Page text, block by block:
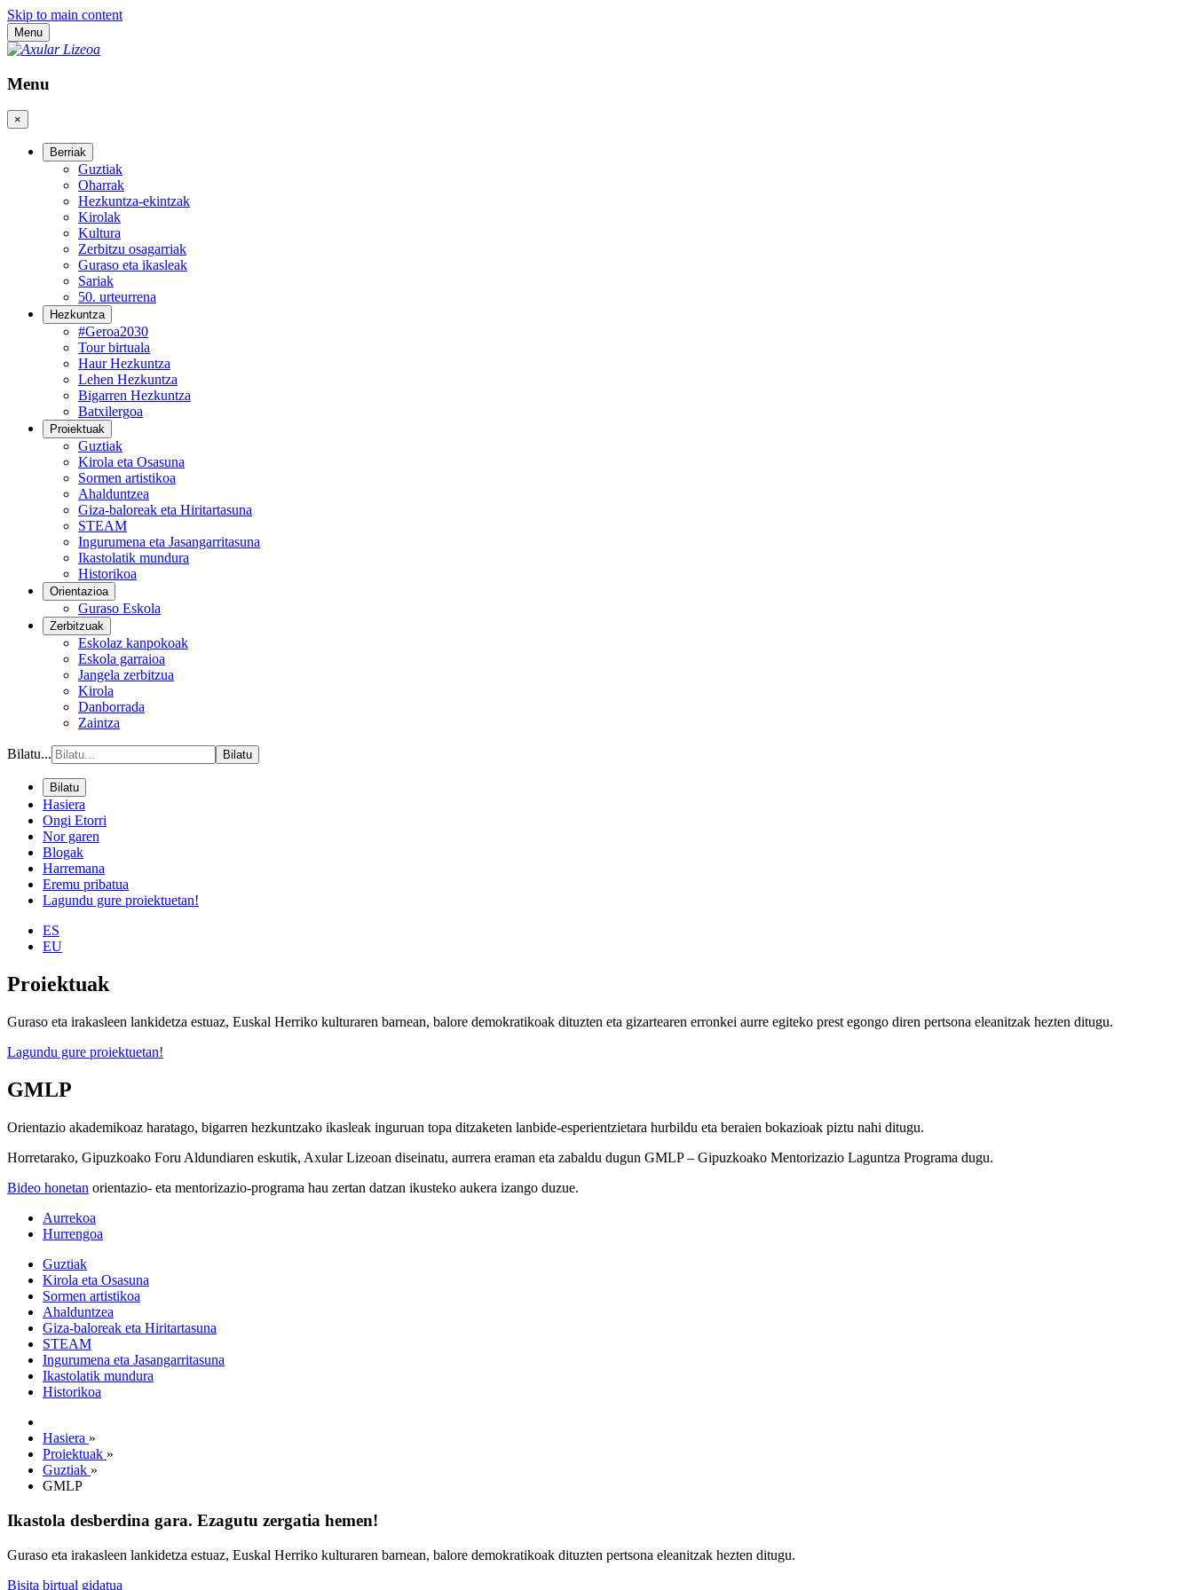
Skip to main content
Menu
Menu
×
Berriak
Guztiak
Oharrak
Hezkuntza-ekintzak
Kirolak
Kultura
Zerbitzu osagarriak
Guraso eta ikasleak
Sariak
50. urteurrena
Hezkuntza
#Geroa2030
Tour birtuala
Haur Hezkuntza
Lehen Hezkuntza
Bigarren Hezkuntza
Batxilergoa
Proiektuak
Guztiak
Kirola eta Osasuna
Sormen artistikoa
Ahalduntzea
Giza-baloreak eta Hiritartasuna
STEAM
Ingurumena eta Jasangarritasuna
Ikastolatik mundura
Historikoa
Orientazioa
Guraso Eskola
Zerbitzuak
Eskolaz kanpokoak
Eskola garraioa
Jangela zerbitzua
Kirola
Danborrada
Zaintza
Bilatu... Bilatu
Bilatu
Hasiera
Ongi Etorri
Nor garen
Blogak
Harremana
Eremu pribatua
Lagundu gure proiektuetan!
ES
EU
Proiektuak
Guraso eta irakasleen lankidetza estuaz, Euskal Herriko kulturaren barnean, balore demokratikoak dituzten eta gizartearen erronkei aurre egiteko prest egongo diren pertsona eleanitzak hezten ditugu.
Lagundu gure proiektuetan!
GMLP
Orientazio akademikoaz haratago, bigarren hezkuntzako ikasleak inguruan topa ditzaketen lanbide-esperientzietara hurbildu eta beraien bokazioak piztu nahi ditugu.
Horretarako, Gipuzkoako Foru Aldundiaren eskutik, Axular Lizeoan diseinatu, aurrera eraman eta zabaldu dugun GMLP – Gipuzkoako Mentorizazio Laguntza Programa dugu.
Bideo honetan orientazio- eta mentorizazio-programa hau zertan datzan ikusteko aukera izango duzue.
Aurrekoa
Hurrengoa
Guztiak
Kirola eta Osasuna
Sormen artistikoa
Ahalduntzea
Giza-baloreak eta Hiritartasuna
STEAM
Ingurumena eta Jasangarritasuna
Ikastolatik mundura
Historikoa
Hasiera »
Proiektuak »
Guztiak »
GMLP
Ikastola desberdina gara. Ezagutu zergatia hemen!
Guraso eta irakasleen lankidetza estuaz, Euskal Herriko kulturaren barnean, balore demokratikoak dituzten pertsona eleanitzak hezten ditugu.
Bisita birtual gidatua